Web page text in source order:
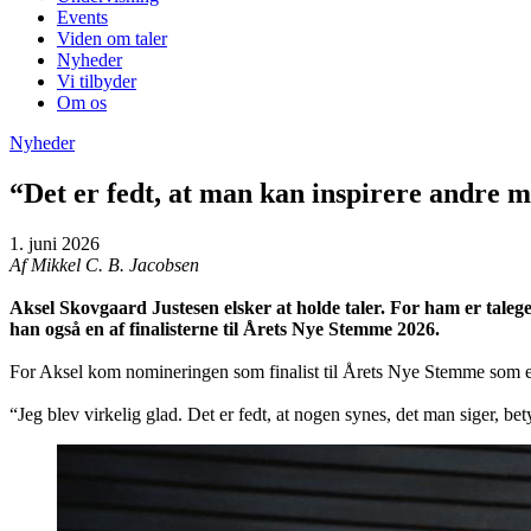
Events
Viden om taler
Nyheder
Vi tilbyder
Om os
Nyheder
“Det er fedt, at man kan inspirere andre
1. juni 2026
Af Mikkel C. B. Jacobsen
Aksel Skovgaard Justesen elsker at holde taler. For ham er
han også en af finalisterne til Årets Nye Stemme 2026.
For Aksel kom nomineringen som finalist til Årets Nye Stemme som
“Jeg blev virkelig glad. Det er fedt, at nogen synes, det man siger,